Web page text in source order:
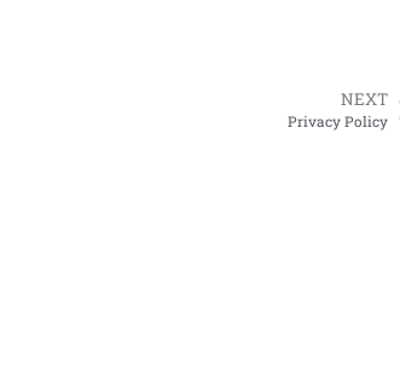
NEXT
Privacy Policy